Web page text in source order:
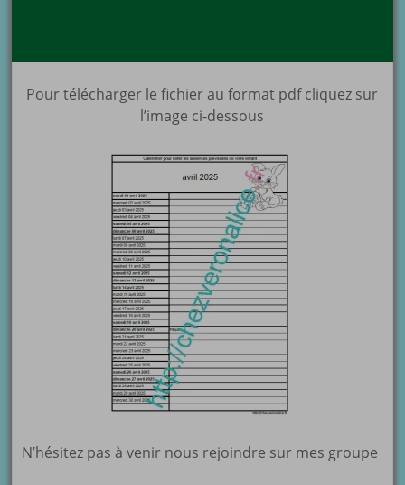
Pour télécharger le fichier au format pdf cliquez sur
l’image ci-dessous
N’hésitez pas à venir nous rejoindre sur mes groupe